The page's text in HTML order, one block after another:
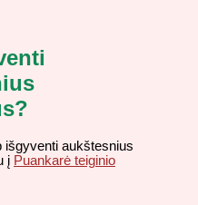
išgyventi aukštesnius
į Puankarė teiginio